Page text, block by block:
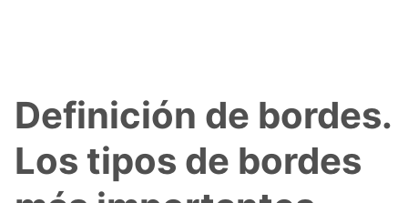
Definición de bordes.
Los tipos de bordes